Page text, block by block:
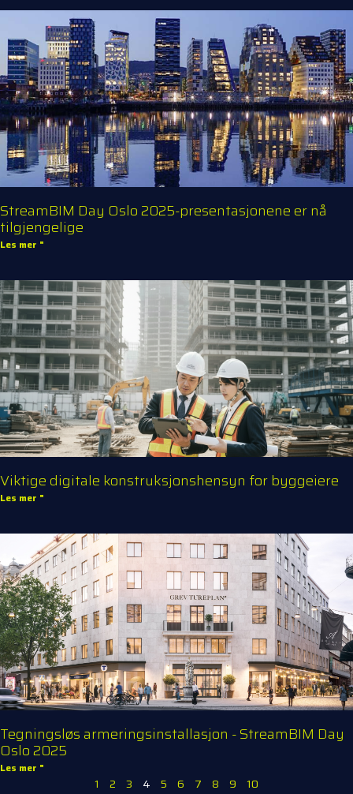
StreamBIM Day Oslo 2025-presentasjonene er nå
tilgjengelige
Les mer "
Viktige digitale konstruksjonshensyn for byggeiere
Les mer "
Tegningsløs armeringsinstallasjon - StreamBIM Day
Oslo 2025
Les mer "
1 2 3 4 5 6 7 8 9 10